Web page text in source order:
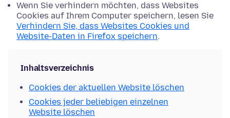
Wenn Sie verhindern möchten, dass Websites
Cookies auf Ihrem Computer speichern, lesen Sie
Verhindern Sie, dass Websites Cookies und
Website-Daten in Firefox speichern.
Inhaltsverzeichnis
Cookies der aktuellen Website löschen
Cookies jeder beliebigen einzelnen
Website löschen